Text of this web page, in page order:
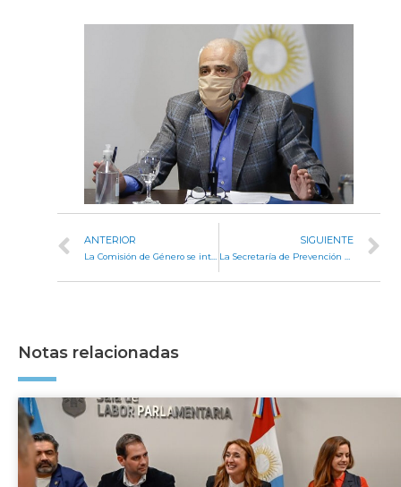
ANTERIOR
La Comisión de Género se interiorizó del Programa de Emergencia del Ministerio de la Mujer
SIGUIENTE
Notas relacionadas